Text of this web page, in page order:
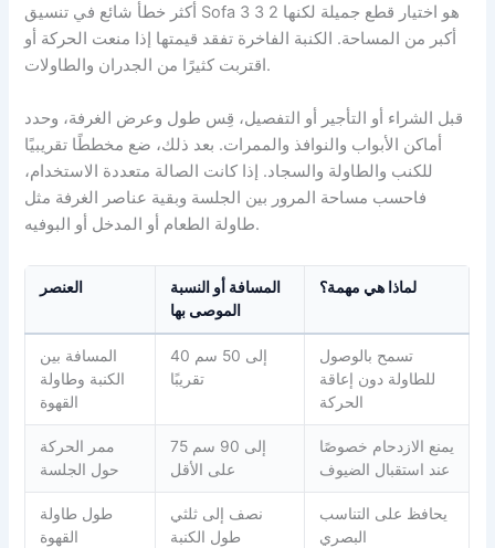
أكثر خطأ شائع في تنسيق Sofa 3 3 2 هو اختيار قطع جميلة لكنها
أكبر من المساحة. الكنبة الفاخرة تفقد قيمتها إذا منعت الحركة أو
اقتربت كثيرًا من الجدران والطاولات.
قبل الشراء أو التأجير أو التفصيل، قِس طول وعرض الغرفة، وحدد
أماكن الأبواب والنوافذ والممرات. بعد ذلك، ضع مخططًا تقريبيًا
للكنب والطاولة والسجاد. إذا كانت الصالة متعددة الاستخدام،
فاحسب مساحة المرور بين الجلسة وبقية عناصر الغرفة مثل
طاولة الطعام أو المدخل أو البوفيه.
العنصر
المسافة أو النسبة
الموصى بها
لماذا هي مهمة؟
المسافة بين
الكنبة وطاولة
القهوة
40 إلى 50 سم
تقريبًا
تسمح بالوصول
للطاولة دون إعاقة
الحركة
ممر الحركة
حول الجلسة
75 إلى 90 سم
على الأقل
يمنع الازدحام خصوصًا
عند استقبال الضيوف
طول طاولة
القهوة
نصف إلى ثلثي
طول الكنبة
يحافظ على التناسب
البصري